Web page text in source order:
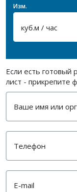
Изм.
Если есть готовый
лист - прикрепите